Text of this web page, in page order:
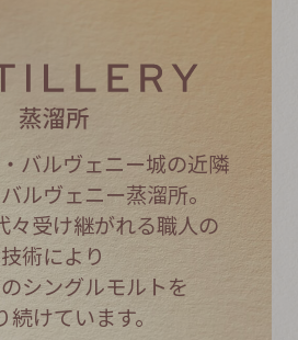
バルヴェニー城の近隣
ルヴェニー蒸溜所。
々受け継がれる職人の
技術により
シングルモルトを
続けています。